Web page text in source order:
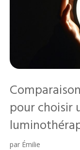
pour choisir
par Émilie